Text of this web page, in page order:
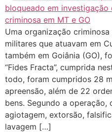
Uma organização
militares que atuavam em
também em Goiânia (GO),
“Fides Fracta”, cumprida
todo, foram cumpridos 28
apreensão, além de 22
bens. Segundo a
agiotagem, extorsão,
lavagem […]